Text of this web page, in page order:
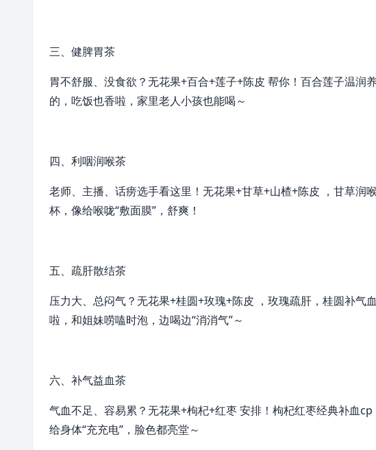
三、健脾胃茶
胃不舒服、没食欲？无花果+百合+莲子+陈皮 帮你！ 百合莲子温润
的，吃饭也香啦，家里老人小孩也能喝～
四、利咽润喉茶
老师、主播、话痨选手看这里！无花果+甘草+山楂+陈皮 ，甘草润
杯，像给喉咙“敷面膜”，舒爽！
五、疏肝散结茶
压力大、总闷气？无花果+桂圆+玫瑰+陈皮 ，玫瑰疏肝，桂圆补气
啦，和姐妹唠嗑时泡，边喝边“消消气”～
六、补气益血茶
气血不足、容易累？无花果+枸杞+红枣 安排！枸杞红枣经典补血cp
给身体“充充电”，脸色都亮堂～